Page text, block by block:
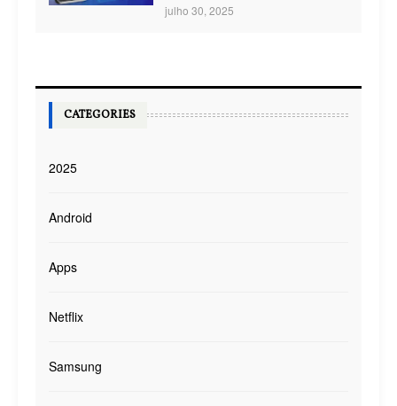
julho 30, 2025
CATEGORIES
2025
Android
Apps
Netflix
Samsung